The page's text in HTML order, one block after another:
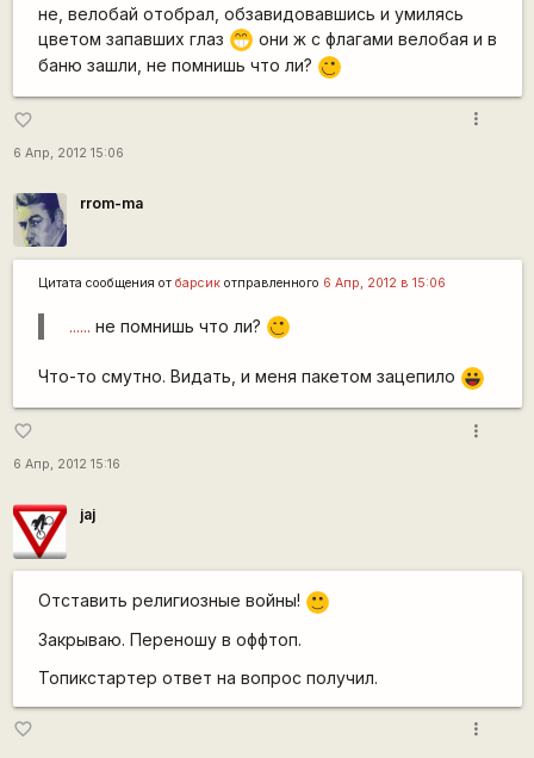
не, велобай отобрал, обзавидовавшись и умилясь
цветом запавших глаз ;D они ж с флагами велобая и в
баню зашли, не помнишь что ли?
;)
favorite_border
6 Апр, 2012 15:06
more_vert
rrom-ma
Цитата сообщения от барсикотправленного 6 Апр, 2012 в 15:06
...... не помнишь что ли? ;)
Что-то смутно. Видать, и меня пакетом зацепило |-))
favorite_border
6 Апр, 2012 15:16
more_vert
jaj
Отставить религиозные войны!
:)
Закрываю. Переношу в оффтоп.
Топикстартер ответ на вопрос получил.
favorite_border more_vert